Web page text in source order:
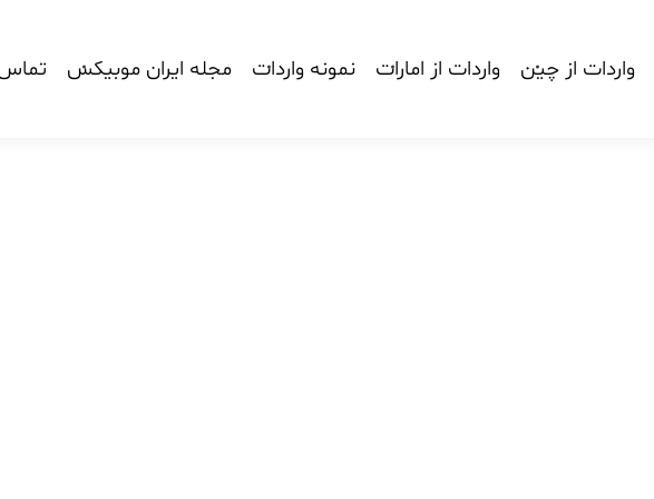
واردات از چین واردات از امارات نمونه واردات مجله ایران موبیکس تماس